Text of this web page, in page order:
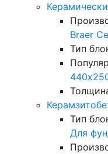
Braer
Тип
Тип
Для